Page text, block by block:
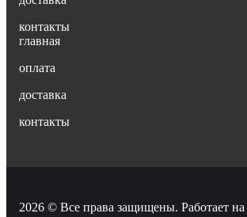
контакты
главная
оплата
доставка
контакты
2026 © Все права защищены. Работает на